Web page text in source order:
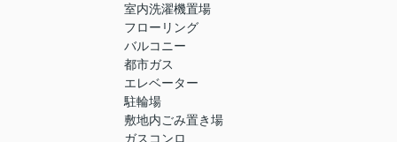
室内洗濯機置場
フローリング
バルコニー
都市ガス
エレベーター
駐輪場
敷地内ごみ置き場
ガスコンロ